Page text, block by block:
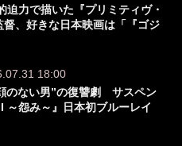
迫力で描いた『プリミティヴ・
督、好きな日本映画は「『ゴジ
18:00
のない男”の復讐劇 サスペン
～怨み～』日本初ブルーレイ